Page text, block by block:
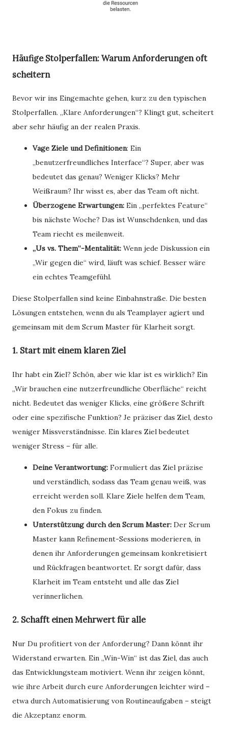
Häufige Stolperfallen: Warum Anforderungen oft
scheitern
Bevor wir ins Eingemachte gehen, kurz zu den typischen
Stolperfallen. „Klare Anforderungen“? Klingt gut, scheitert
aber sehr häufig an der realen Praxis.
Vage Ziele und Definitionen: Ein
„benutzerfreundliches Interface“? Super, aber was
bedeutet das genau? Weniger Klicks? Mehr
Weißraum? Ihr wisst es, aber das Team oft nicht.
Überzogene Erwartungen: Ein „perfektes Feature“
bis nächste Woche? Das ist Wunschdenken, und das
Team riecht es meilenweit.
„Us vs. Them“-Mentalität: Wenn jede Diskussion ein
„Wir gegen die“ wird, läuft was schief. Besser wäre
ein echtes Teamgefühl.
Diese Stolperfallen sind keine Einbahnstraße. Die besten
Lösungen entstehen, wenn du als Teamplayer agiert und
gemeinsam mit dem Scrum Master für Klarheit sorgt.
1. Start mit einem klaren Ziel
Ihr habt ein Ziel? Schön, aber wie klar ist es wirklich? Ein
„Wir brauchen eine nutzerfreundliche Oberfläche“ reicht
nicht. Bedeutet das weniger Klicks, eine größere Schrift
oder eine spezifische Funktion? Je präziser das Ziel, desto
weniger Missverständnisse. Ein klares Ziel bedeutet
weniger Stress – für alle.
Deine Verantwortung: Formuliert das Ziel präzise
und verständlich, sodass das Team genau weiß, was
erreicht werden soll. Klare Ziele helfen dem Team,
den Fokus zu finden.
Unterstützung durch den Scrum Master: Der Scrum
Master kann Refinement-Sessions moderieren, in
denen ihr Anforderungen gemeinsam konkretisiert
und Rückfragen beantwortet. Er sorgt dafür, dass
Klarheit im Team entsteht und alle das Ziel
verinnerlichen.
2. Schafft einen Mehrwert für alle
Nur Du profitiert von der Anforderung? Dann könnt ihr
Widerstand erwarten. Ein „Win-Win“ ist das Ziel, das auch
das Entwicklungsteam motiviert. Wenn ihr zeigen könnt,
wie ihre Arbeit durch eure Anforderungen leichter wird –
etwa durch Automatisierung von Routineaufgaben – steigt
die Akzeptanz enorm.